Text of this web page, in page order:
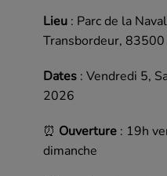
Lieu : Parc de la
Transbordeur,
Dates : Vendredi 5,
2026
⏰ Ouverture : 19h
dimanche